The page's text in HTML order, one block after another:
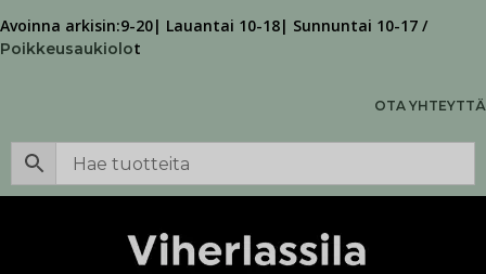
Avoinna arkisin:9-20| Lauantai 10-18| Sunnuntai 10-17 /
Poikkeusaukiolot
OTA YHTEYTTÄ